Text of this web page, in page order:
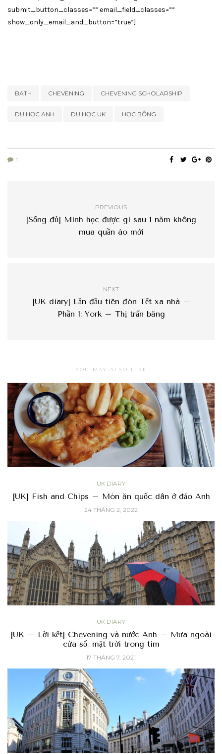
submit_button_classes=”” email_field_classes=””
show_only_email_and_button=”true”]
BATH CHEVENING CHEVENING SCHOLARSHIP
DU HỌC ANH DU HỌC UK HỌC BỔNG
1
PREVIOUS
[Sống đủ] Mình học được gì sau 1 năm không
mua quần áo mới
NEXT
[UK diary] Lần đầu tiên đón Tết xa nhà –
Phần 1: York – Thị trấn băng
YOU MAY ALSO LIKE
UK DIARY
[UK] Fish and Chips – Món ăn quốc dân ở đảo Anh
24 THÁNG 2, 2022
UK DIARY
[UK – Lời kết] Chevening và nước Anh – Mưa ngoài
cửa sổ, mặt trời trong tim
17 THÁNG 7, 2021